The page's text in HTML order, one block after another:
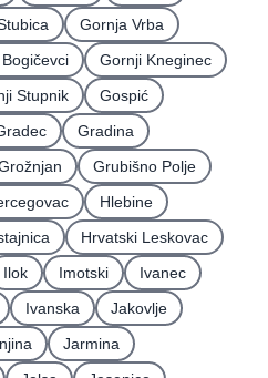
Gornja Vrba
Gornji Kneginec
Stupnik
Gospić
Gradina
Grubišno Polje
Hlebine
Hrvatski Leskovac
Ilok Imotski
Ivanec
Ivanska
Jakovlje
Jarmina